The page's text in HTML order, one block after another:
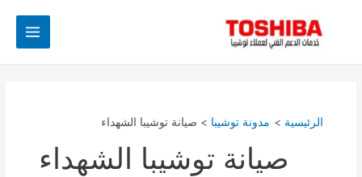
Main
الرئيسية مدونة توشيبا صيانة توشيبا الشهداء
صيانة توشيبا الشهداء